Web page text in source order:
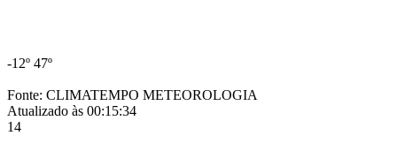
-12º 47º
Fonte: CLIMATEMPO METEOROLOGIA
Atualizado às 00:15:34
14